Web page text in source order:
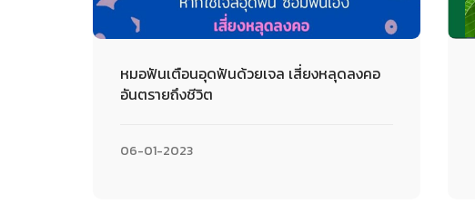
หมอฟันเตือนอุดฟันด้วยเจล เสี่ยงหลุดลงคอ
อันตรายถึงชีวิต
06-01-2023